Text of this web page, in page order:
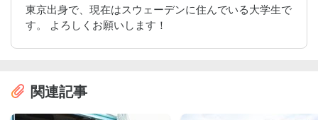
東京出身で、現在はスウェーデンに住んでいる大学生で
す。 よろしくお願いします！
関連記事